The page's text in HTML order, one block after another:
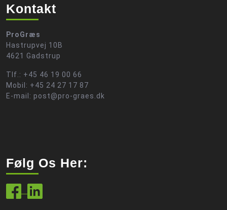
Kontakt
ProGræs
Hastrupvej 10B
4621 Gadstrup
Tlf.: +45 46 19 00 66
Mobil: +45 24 27 17 87
E-mail: post@pro-graes.dk
Følg Os Her: